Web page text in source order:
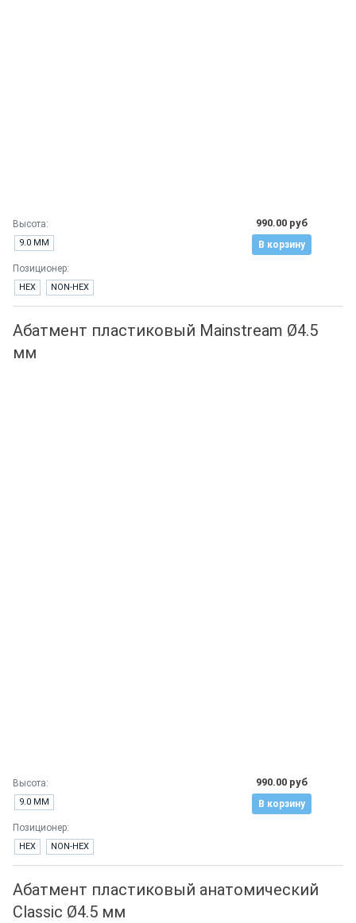
Высота:
9.0 ММ
Позиционер:
HEX NON-HEX
990.00 руб
В корзину
Абатмент пластиковый Mainstream Ø4.5
мм
Высота:
9.0 ММ
Позиционер:
HEX NON-HEX
990.00 руб
В корзину
Абатмент пластиковый анатомический
Classic Ø4.5 мм